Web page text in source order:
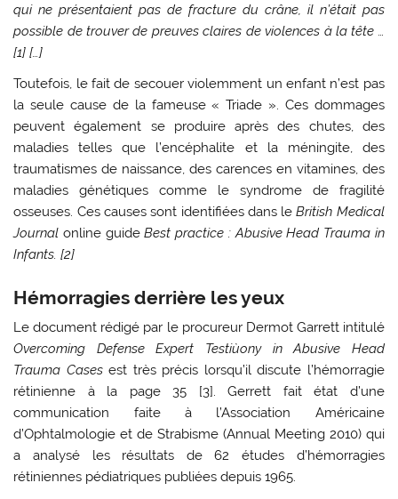
qui ne présentaient pas de fracture du crâne, il n’était pas
possible de trouver de preuves claires de violences à la tête …
[1] […]
Toutefois, le fait de secouer violemment un enfant n’est pas
la seule cause de la fameuse « Triade ». Ces dommages
peuvent également se produire après des chutes, des
maladies telles que l’encéphalite et la méningite, des
traumatismes de naissance, des carences en vitamines, des
maladies génétiques comme le syndrome de fragilité
osseuses. Ces causes sont identifiées dans leBritish Medical
Journal online guideBest practice : Abusive Head Trauma in
Infants. [2]
Hémorragies derrière les yeux
Le document rédigé par le procureur Dermot Garrett intitulé
Overcoming Defense Expert Testiùony in Abusive Head
Trauma Casesest très précis lorsqu’il discute l’hémorragie
rétinienne à la page 35 [3]. Gerrett fait état d’une
communication faite à l’Association Américaine
d’Ophtalmologie et de Strabisme (Annual Meeting 2010) qui
a analysé les résultats de 62 études d’hémorragies
rétiniennes pédiatriques publiées depuis 1965.